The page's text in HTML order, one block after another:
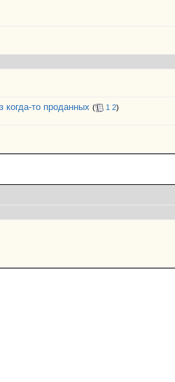
то проданных ( 1 2)